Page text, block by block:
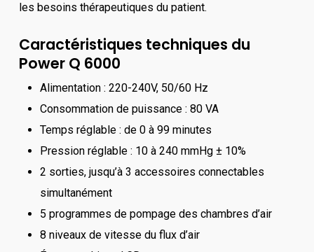
les besoins thérapeutiques du patient.
Caractéristiques techniques du
Power Q 6000
Alimentation : 220-240V, 50/60 Hz
Consommation de puissance : 80 VA
Temps réglable : de 0 à 99 minutes
Pression réglable : 10 à 240 mmHg ± 10%
2 sorties, jusqu’à 3 accessoires connectables
simultanément
5 programmes de pompage des chambres d’air
8 niveaux de vitesse du flux d’air